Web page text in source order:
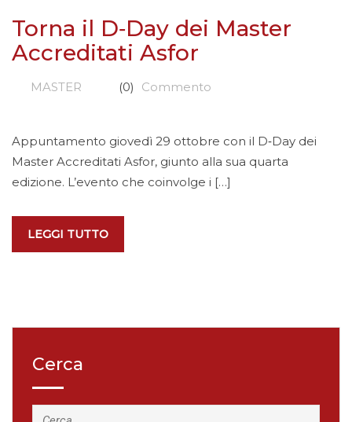
Torna il D‐Day dei Master
Accreditati Asfor
MASTER (0) Commento
Appuntamento giovedì 29 ottobre con il D‐Day dei
Master Accreditati Asfor, giunto alla sua quarta
edizione. L’evento che coinvolge i […]
LEGGI TUTTO
Cerca
Ricerca